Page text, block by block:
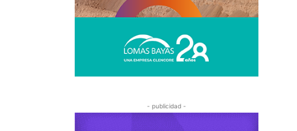
- publicidad -